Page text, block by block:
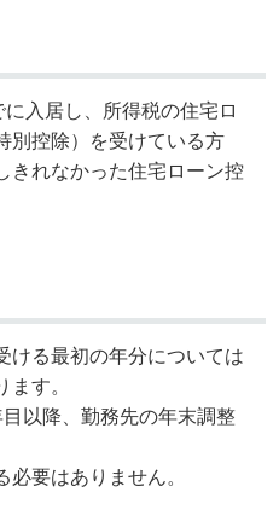
入居し、所得税の住宅ロ
別控除）を受けている方
きれなかった住宅ローン控
ける最初の年分については
ます。
以降、勤務先の年末調整
要はありません。